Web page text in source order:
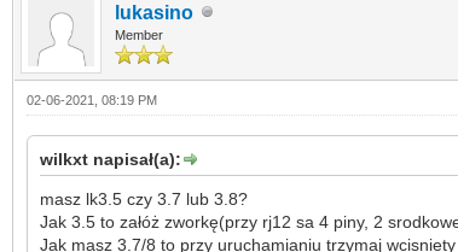
lukasino
Member
02-06-2021, 08:19 PM
wilkxt napisał(a):
masz lk3.5 czy 3.7 lub 3.8?
Jak 3.5 to załóż zworkę(przy rj12 sa 4 piny, 2
Jak masz 3.7/8 to przy uruchamianiu trzymaj